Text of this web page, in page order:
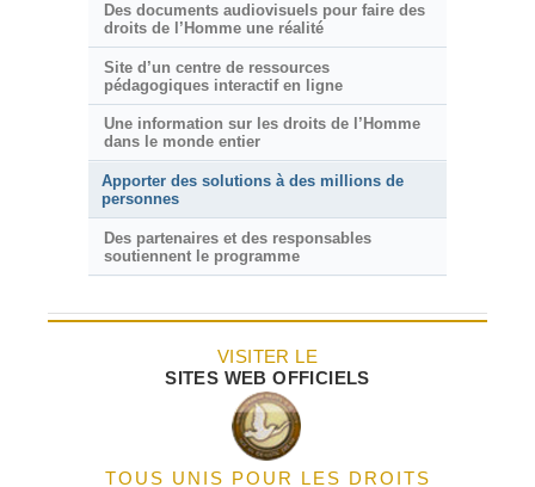
Des documents audiovisuels pour faire des
droits de l’Homme une réalité
Site d’un centre de ressources
pédagogiques interactif en ligne
Une information sur les droits de l’Homme
dans le monde entier
Apporter des solutions à des millions de
personnes
Des partenaires et des responsables
soutiennent le programme
VISITER LE
SITES WEB OFFICIELS
TOUS UNIS POUR LES DROITS